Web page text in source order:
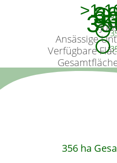
Verfügbare
Ansässige
356 ha